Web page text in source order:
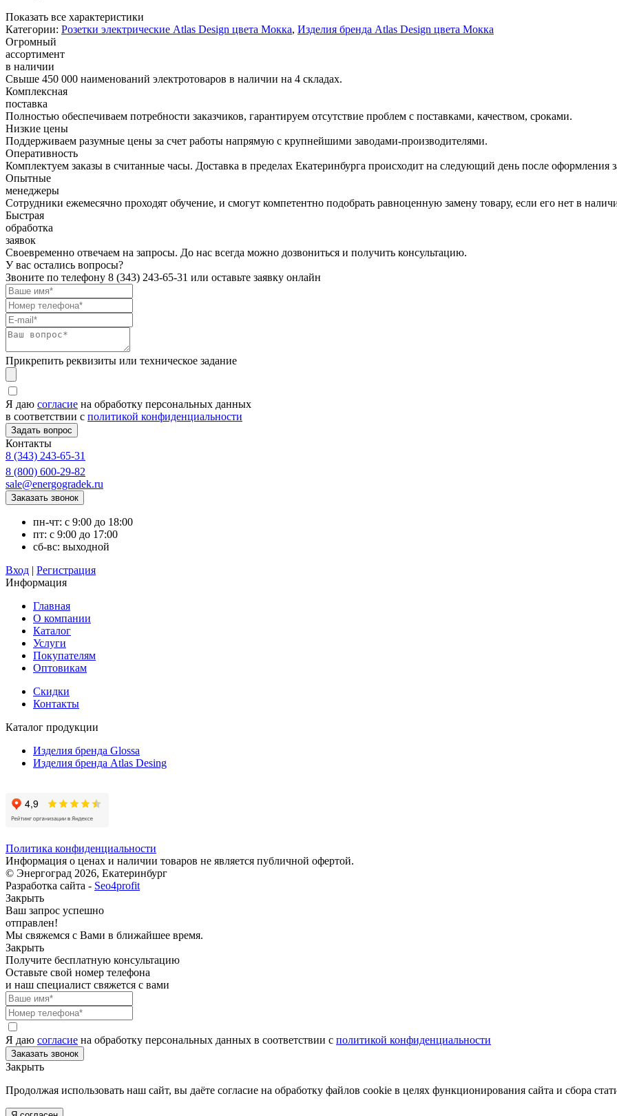
Показать все характеристики
Категории: Розетки электрические Atlas Design цвета Мокка, Изделия бренда Atlas Design цвета Мокка
Огромный
ассортимент
в наличии
Свыше 450 000 наименований электротоваров в наличии на 4 складах.
Комплексная
поставка
Полностью обеспечиваем потребности заказчиков, гарантируем отсутствие проблем с поставками, качеством, сроками.
Низкие цены
Поддерживаем разумные цены за счет работы напрямую с крупнейшими заводами-производителями.
Оперативность
Комплектуем заказы в считанные часы. Доставка в пределах Екатеринбурга происходит на следующий день после оформления
Опытные
менеджеры
Сотрудники ежемесячно проходят обучение, и смогут компетентно подобрать равноценную замену товару, если его нет в
Быстрая
обработка
заявок
Своевременно отвечаем на запросы. До нас всегда можно дозвониться и получить консультацию.
У вас остались вопросы?
Звоните по телефону 8 (343) 243-65-31 или оставьте заявку онлайн
Прикрепить реквизиты или техническое задание
Я даю согласие на обработку персональных данных
в соответствии с политикой конфиденциальности
Контакты
8 (343) 243-65-31
8 (800) 600-29-82
sale@energogradek.ru
пн-чт: с 9:00 до 18:00
пт: с 9:00 до 17:00
сб-вс: выходной
Вход | Регистрация
Информация
Главная
О компании
Каталог
Услуги
Покупателям
Оптовикам
Скидки
Контакты
Каталог продукции
Изделия бренда Glossa
Изделия бренда Atlas Desing
Политика конфиденциальности
Информация о ценах и наличии товаров не является публичной офертой.
© Энергоград 2026, Екатеринбург
Разработка сайта - Seo4profit
Закрыть
Ваш запрос успешно
отправлен!
Мы свяжемся с Вами в ближайшее время.
Закрыть
Получите бесплатную консультацию
Оставьте свой номер телефона
и наш специалист свяжется с вами
Я даю согласие на обработку персональных данных в соответствии с политикой конфиденциальности
Закрыть
Продолжая использовать наш сайт, вы даёте согласие на обработку файлов cookie в целях функционирования сайта и сбора